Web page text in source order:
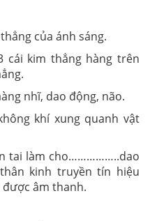
của ánh sáng.
cái kim thẳng hàng trên
nhĩ, dao động, não.
khí xung quanh vật
tai làm cho……………..dao
kinh truyền tín hiệu
âm thanh.